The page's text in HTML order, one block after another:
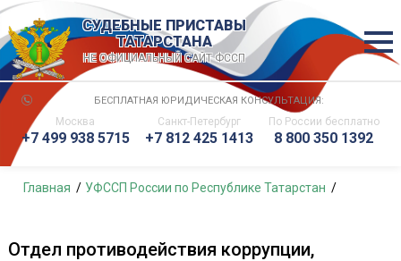
СУДЕБНЫЕ ПРИСТАВЫ
ТАТАРСТАНА
НЕ ОФИЦИАЛЬНЫЙ САЙТ ФССП
БЕСПЛАТНАЯ ЮРИДИЧЕСКАЯ КОНСУЛЬТАЦИЯ:
Москва
+7 499 938 5715
Санкт-Петербург
+7 812 425 1413
По России бесплатно
8 800 350 1392
Главная УФССП России по Республике Татарстан
Отдел противодействия коррупции,